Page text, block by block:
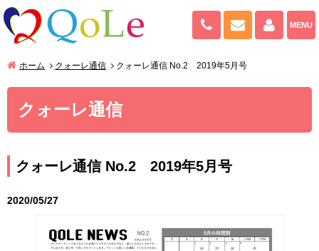
082-943-
お問い合わせ
マイペ
MENU
ホーム クォーレ通信 クォーレ通信 No.2 2019年5月号
クォーレ通信
クォーレ通信 No.2 2019年5月号
2020/05/27